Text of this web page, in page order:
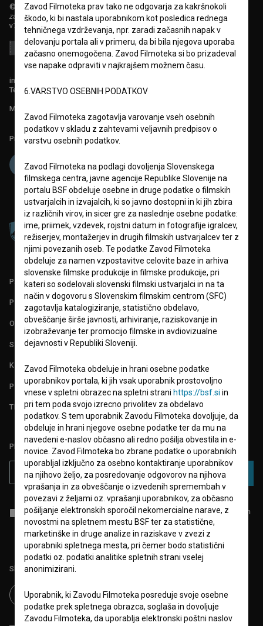
© 2018-2026, Filmoteka,
zavod za širjenje filmske kulture
v7.151.0
info@filmoteka.si
Tehnična pomoč: podpora@bsf.si
Mednarodna številka ISSN 2670-787X
Projekt sofinancira:
PARTNERJI
POGOJI UPORABE
O PROJEKTU
STATISTIKA
KONTAKT
POGOSTA VPRAŠANJA
TEST FUNKCIONALNOSTI
PRIJAVITE SE NA BSF NOVIČNIK:
PRIJAVA
Sprejemamsplošne pogojein dajemsoglasjeza zbiranje, hrambo in
obdelavo osebnih podatkov.
Sledite nam na:
Zavod Filmoteka prav tako ne odgovarja za kakršnokoli
škodo, ki bi nastala uporabnikom kot posledica rednega
tehničnega vzdrževanja, npr. zaradi začasnih napak v
delovanju portala ali v primeru, da bi bila njegova uporaba
začasno onemogočena. Zavod Filmoteka si bo prizadeval
vse napake odpraviti v najkrajšem možnem času.
6.VARSTVO OSEBNIH PODATKOV
Zavod Filmoteka zagotavlja varovanje vseh osebnih
podatkov v skladu z zahtevami veljavnih predpisov o
varstvu osebnih podatkov.
Zavod Filmoteka na podlagi dovoljenja Slovenskega
filmskega centra, javne agencije Republike Slovenije na
portalu BSF obdeluje osebne in druge podatke o filmskih
ustvarjalcih in izvajalcih, ki so javno dostopni in ki jih zbira
iz različnih virov, in sicer gre za naslednje osebne podatke:
ime, priimek, vzdevek, rojstni datum in fotografije igralcev,
režiserjev, montažerjev in drugih filmskih ustvarjalcev ter z
njimi povezanih oseb. Te podatke Zavod Filmoteka
obdeluje za namen vzpostavitve celovite baze in arhiva
slovenske filmske produkcije in filmske produkcije, pri
kateri so sodelovali slovenski filmski ustvarjalci in na ta
način v dogovoru s Slovenskim filmskim centrom (SFC)
zagotavlja katalogiziranje, statistično obdelavo,
obveščanje širše javnosti, arhiviranje, raziskovanje in
izobraževanje ter promocijo filmske in avdiovizualne
dejavnosti v Republiki Sloveniji.
Zavod Filmoteka obdeluje in hrani osebne podatke
uporabnikov portala, ki jih vsak uporabnik prostovoljno
vnese v spletni obrazec na spletni strani https://bsf.si in
pri tem poda svojo izrecno privolitev za obdelavo
podatkov. S tem uporabnik Zavodu Filmoteka dovoljuje, da
obdeluje in hrani njegove osebne podatke ter da mu na
navedeni e-naslov občasno ali redno pošilja obvestila in e-
novice. Zavod Filmoteka bo zbrane podatke o uporabnikih
uporabljal izključno za osebno kontaktiranje uporabnikov
na njihovo željo, za posredovanje odgovorov na njihova
vprašanja in za obveščanje o izvedenih spremembah v
povezavi z željami oz. vprašanji uporabnikov, za občasno
pošiljanje elektronskih sporočil nekomercialne narave, z
novostmi na spletnem mestu BSF ter za statistične,
marketinške in druge analize in raziskave v zvezi z
uporabniki spletnega mesta, pri čemer bodo statistični
podatki oz. podatki analitike spletnih strani vselej
anonimizirani.
Uporabnik, ki Zavodu Filmoteka posreduje svoje osebne
podatke prek spletnega obrazca, soglaša in dovoljuje
Zavodu Filmoteka, da uporablja elektronski poštni naslov